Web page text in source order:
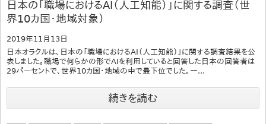
日本の「職場におけるAI（人工知能）」に関する調査（世
界10カ国・地域対象）
2019年11月13日
日本オラクルは、日本の「職場におけるAI（人工知能）」に関する調査結果を公
表しました。職場で何らかの形でAIを利用していると回答した日本の回答者は
29パーセントで、世界10カ国・地域の中で最下位でした。一...
続きを読む